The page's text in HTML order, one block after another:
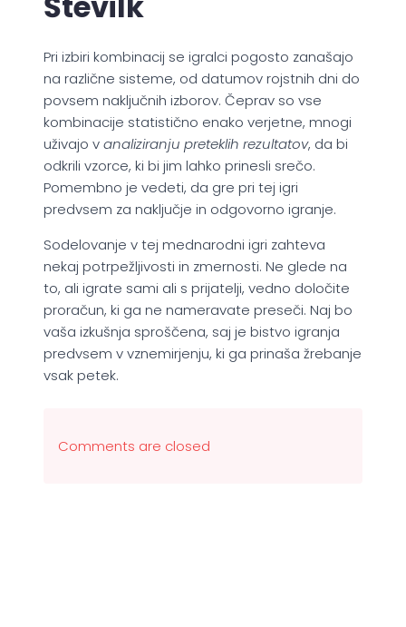
Pri izbiri kombinacij se igralci pogosto zanašajo
na različne sisteme, od datumov rojstnih dni do
povsem naključnih izborov. Čeprav so vse
kombinacije statistično enako verjetne, mnogi
uživajo vanaliziranju preteklih rezultatov, da bi
odkrili vzorce, ki bi jim lahko prinesli srečo.
Pomembno je vedeti, da gre pri tej igri
predvsem za naključje in odgovorno igranje.
Sodelovanje v tej mednarodni igri zahteva
nekaj potrpežljivosti in zmernosti. Ne glede na
to, ali igrate sami ali s prijatelji, vedno določite
proračun, ki ga ne nameravate preseči. Naj bo
vaša izkušnja sproščena, saj je bistvo igranja
predvsem v vznemirjenju, ki ga prinaša žrebanje
vsak petek.
Comments are closed